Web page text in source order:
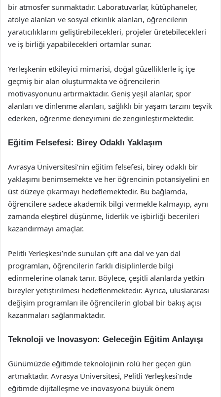
bir atmosfer sunmaktadır. Laboratuvarlar, kütüphaneler,
atölye alanları ve sosyal etkinlik alanları, öğrencilerin
yaratıcılıklarını geliştirebilecekleri, projeler üretebilecekleri
ve iş birliği yapabilecekleri ortamlar sunar.
Yerleşkenin etkileyici mimarisi, doğal güzelliklerle iç içe
geçmiş bir alan oluşturmakta ve öğrencilerin
motivasyonunu artırmaktadır. Geniş yeşil alanlar, spor
alanları ve dinlenme alanları, sağlıklı bir yaşam tarzını teşvik
ederken, öğrenme deneyimini de zenginleştirmektedir.
Eğitim Felsefesi: Birey Odaklı Yaklaşım
Avrasya Üniversitesi’nin eğitim felsefesi, birey odaklı bir
yaklaşımı benimsemekte ve her öğrencinin potansiyelini en
üst düzeye çıkarmayı hedeflemektedir. Bu bağlamda,
öğrencilere sadece akademik bilgi vermekle kalmayıp, aynı
zamanda eleştirel düşünme, liderlik ve işbirliği becerileri
kazandırmayı amaçlar.
Pelitli Yerleşkesi’nde sunulan çift ana dal ve yan dal
programları, öğrencilerin farklı disiplinlerde bilgi
edinmelerine olanak tanır. Böylece, çeşitli alanlarda yetkin
bireyler yetiştirilmesi hedeflenmektedir. Ayrıca, uluslararası
değişim programları ile öğrencilerin global bir bakış açısı
kazanmaları sağlanmaktadır.
Teknoloji ve Inovasyon: Geleceğin Eğitim Anlayışı
Günümüzde eğitimde teknolojinin rolü her geçen gün
artmaktadır. Avrasya Üniversitesi, Pelitli Yerleşkesi’nde
eğitimde dijitalleşme ve inovasyona büyük önem